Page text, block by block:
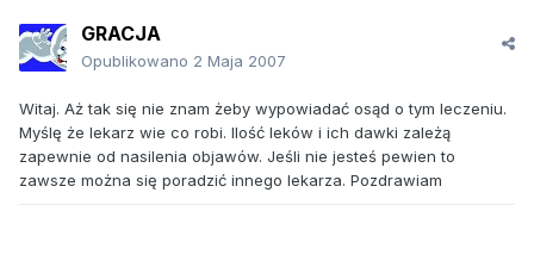
GRACJA
Opublikowano 2 Maja 2007
Witaj. Aż tak się nie znam żeby wypowiadać osąd o tym leczeniu.
Myślę że lekarz wie co robi. Ilość leków i ich dawki zależą
zapewnie od nasilenia objawów. Jeśli nie jesteś pewien to
zawsze można się poradzić innego lekarza. Pozdrawiam